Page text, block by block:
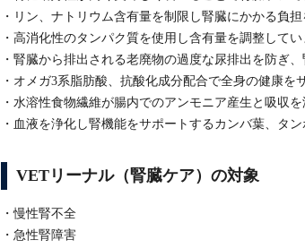
・リン、ナトリウム含有量を制限し腎臓にかかる負
・高消化性のタンパク質を使用し含有量を調整してい
・腎臓から排出される老廃物の過度な尿排出を防ぎ
・オメガ3系脂肪酸、抗酸化成分配合で全身の健康を
・水溶性食物繊維が腸内でのアンモニア産生と吸収
・血液を浄化し腎機能をサポートするカンバ葉、タ
VETリーナル（腎臓ケア）の対象
・慢性腎不全
・急性腎障害